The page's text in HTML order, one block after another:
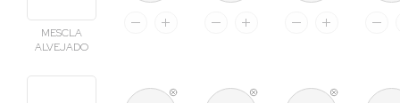
MESCLA
ALVEJADO